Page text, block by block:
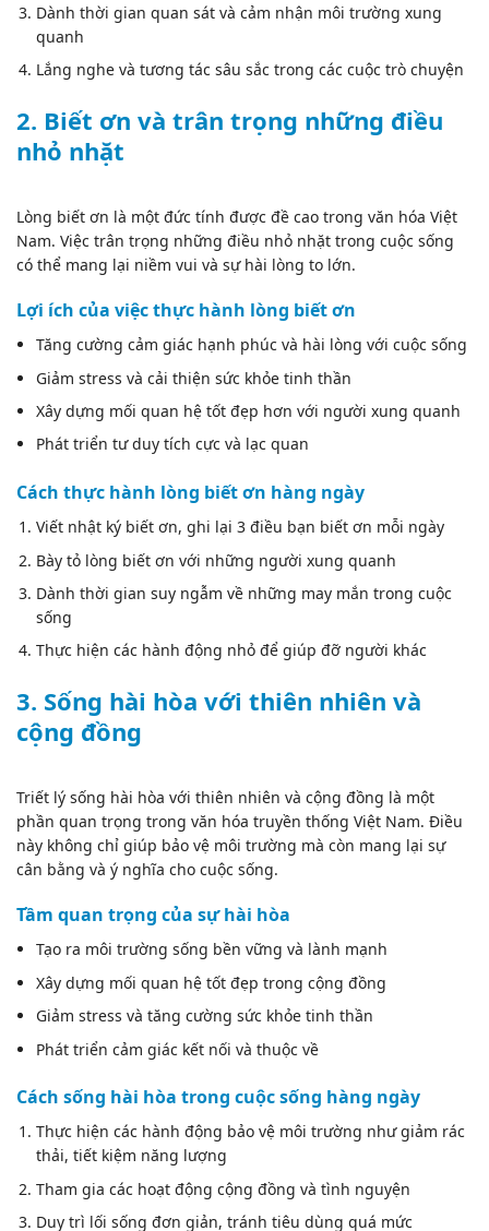
Dành thời gian quan sát và cảm nhận môi trường xung
quanh
Lắng nghe và tương tác sâu sắc trong các cuộc trò chuyện
2. Biết ơn và trân trọng những điều
nhỏ nhặt
Lòng biết ơn là một đức tính được đề cao trong văn hóa Việt
Nam. Việc trân trọng những điều nhỏ nhặt trong cuộc sống
có thể mang lại niềm vui và sự hài lòng to lớn.
Lợi ích của việc thực hành lòng biết ơn
Tăng cường cảm giác hạnh phúc và hài lòng với cuộc sống
Giảm stress và cải thiện sức khỏe tinh thần
Xây dựng mối quan hệ tốt đẹp hơn với người xung quanh
Phát triển tư duy tích cực và lạc quan
Cách thực hành lòng biết ơn hàng ngày
Viết nhật ký biết ơn, ghi lại 3 điều bạn biết ơn mỗi ngày
Bày tỏ lòng biết ơn với những người xung quanh
Dành thời gian suy ngẫm về những may mắn trong cuộc
sống
Thực hiện các hành động nhỏ để giúp đỡ người khác
3. Sống hài hòa với thiên nhiên và
cộng đồng
Triết lý sống hài hòa với thiên nhiên và cộng đồng là một
phần quan trọng trong văn hóa truyền thống Việt Nam. Điều
này không chỉ giúp bảo vệ môi trường mà còn mang lại sự
cân bằng và ý nghĩa cho cuộc sống.
Tầm quan trọng của sự hài hòa
Tạo ra môi trường sống bền vững và lành mạnh
Xây dựng mối quan hệ tốt đẹp trong cộng đồng
Giảm stress và tăng cường sức khỏe tinh thần
Phát triển cảm giác kết nối và thuộc về
Cách sống hài hòa trong cuộc sống hàng ngày
Thực hiện các hành động bảo vệ môi trường như giảm rác
thải, tiết kiệm năng lượng
Tham gia các hoạt động cộng đồng và tình nguyện
Duy trì lối sống đơn giản, tránh tiêu dùng quá mức